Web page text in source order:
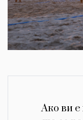
Ако ви е